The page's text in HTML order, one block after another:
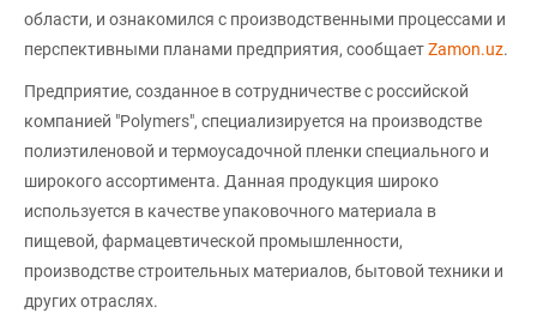
области, и ознакомился с производственными процессами и
перспективными планами предприятия, сообщаетZamon.uz.
Предприятие, созданное в сотрудничестве с российской
компанией "Polymers", специализируется на производстве
полиэтиленовой и термоусадочной пленки специального и
широкого ассортимента. Данная продукция широко
используется в качестве упаковочного материала в
пищевой, фармацевтической промышленности,
производстве строительных материалов, бытовой техники и
других отраслях.